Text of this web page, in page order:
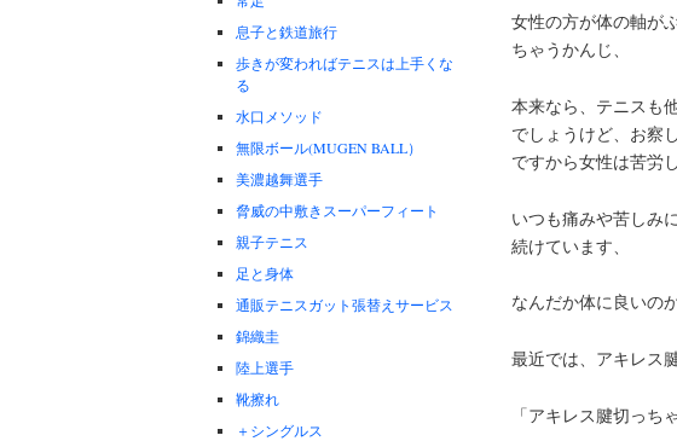
女性の方が体の軸が
ちゃうかんじ、
本来なら、テニスも
でしょうけど、お察
ですから女性は苦労し
いつも痛みや苦しみ
続けています、
なんだか体に良いの
最近では、アキレス
「アキレス腱切っち
息子と鉄道旅行
歩きが変わればテニスは上手くな
る
水口メソッド
無限ボール(MUGEN BALL）
美濃越舞選手
脅威の中敷きスーパーフィート
親子テニス
足と身体
通販テニスガット張替えサービス
錦織圭
陸上選手
靴擦れ
＋シングルス